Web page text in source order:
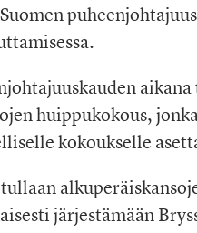
huippukokous,
kokoukselle
järjestämään